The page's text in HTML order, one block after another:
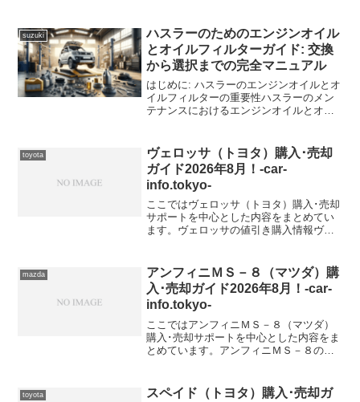
ッサン キックスの新車価格＆販売店＆モ
デルチェンジ概要新...
suzuki
ハスラーのためのエンジンオイル
とオイルフィルターガイド: 交換
から選択までの完全マニュアル
はじめに: ハスラーのエンジンオイルとオ
イルフィルターの重要性ハスラーのメン
テナンスにおけるエンジンオイルとオイ
で、部品の摩耗を防ぎ、寿命を延ばしま
す。また、冷却作用によ...
toyota
ヴェロッサ（トヨタ）購入･売却
ガイド2026年8月！-car-
info.tokyo-
ここではヴェロッサ（トヨタ）購入･売却
サポートを中心とした内容をまとめてい
ます。ヴェロッサの値引き購入情報ヴェ
GX115【2003年式（H15）】GH-JZX11...
mazda
アンフィニＭＳ－８（マツダ）購
入･売却ガイド2026年8月！-car-
info.tokyo-
ここではアンフィニＭＳ－８（マツダ）
購入･売却サポートを中心とした内容をま
とめています。アンフィニＭＳ－８の値
（H7）】E-MBEP【1995年式（H7）】E-
toyota
スペイド（トヨタ）購入･売却ガ